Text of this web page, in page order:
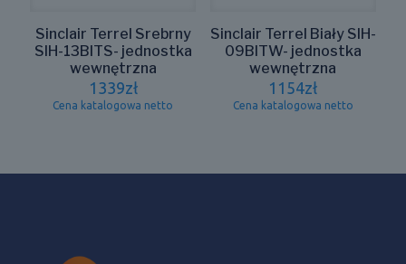
Sinclair Terrel Srebrny
SIH-13BITS- jednostka
wewnętrzna
1339zł
Cena katalogowa netto
Sinclair Terrel Biały SIH-
09BITW- jednostka
wewnętrzna
1154zł
Cena katalogowa netto